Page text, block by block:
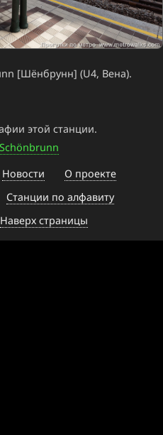
[Шёнбрунн] (U4, Вена).
этой станции.
Новости
О проекте
Станции по алфавиту
Наверх страницы